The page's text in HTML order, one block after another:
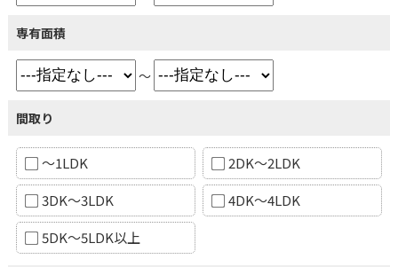
専有面積
～
間取り
～1LDK
2DK～2LDK
3DK～3LDK
4DK～4LDK
5DK～5LDK以上